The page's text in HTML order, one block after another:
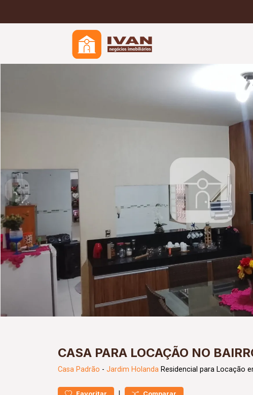
CASA PARA LOCAÇÃO NO
Casa Padrão - Jardim Holanda Residencial para Locação